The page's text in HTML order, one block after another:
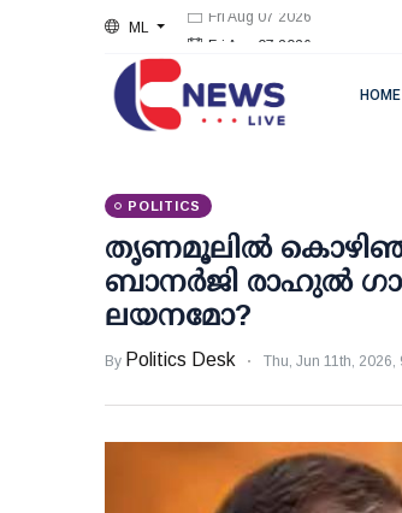
ML Fri Aug 07 2026
HOME
POLITICS
തൃണമൂലില്‍
ബാനര്‍ജി രാഹുല്‍
ലയനമോ?
By Politics Desk Thu, Jun 11th, 2026,